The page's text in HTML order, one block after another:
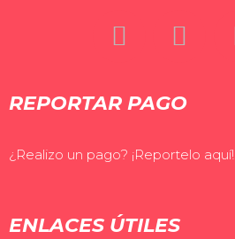
REPORTAR PAGO
¿Realizo un pago? ¡Reportelo aquí!
ENLACES ÚTILES